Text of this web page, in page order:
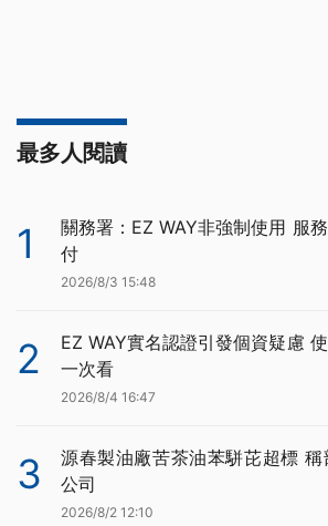
最多人閱讀
1
關務署：EZ WAY非強制使用 服
付
2026/8/3 15:48
2
EZ WAY實名認證引發個資疑慮
一次看
2026/8/4 16:47
3
源春製油廠苦茶油苯駢芘超標
公司
2026/8/2 12:10